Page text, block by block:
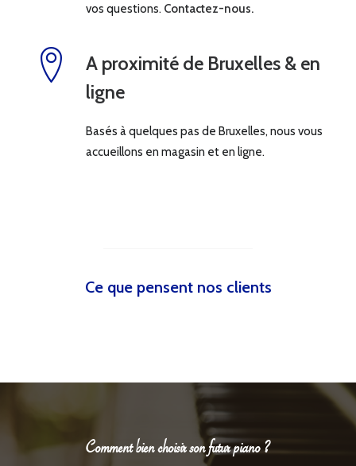
vos questions. Contactez-nous.
A proximité de Bruxelles & en
ligne
Basés à quelques pas de Bruxelles, nous vous
accueillons en magasin et en ligne.
Ce que pensent nos clients
Comment bien choisir son futur piano ?